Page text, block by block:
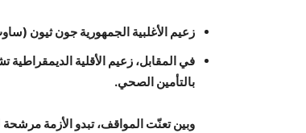
زعيم الأغلبية الجمهورية جون ثيون
في المقابل، زعيم الأقلية
بالتأمين الصحي.
وبين تعنّت المواقف، تبدو الأزمة